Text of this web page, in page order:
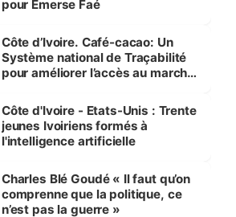
pour Emerse Faé
Côte d’Ivoire. Café-cacao: Un
Système national de Traçabilité
pour améliorer l’accès au marché
Côte d'Ivoire - Etats-Unis : Trente
jeunes Ivoiriens formés à
l'intelligence artificielle
Charles Blé Goudé « Il faut qu’on
comprenne que la politique, ce
n’est pas la guerre »